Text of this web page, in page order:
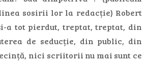
sosirii lor la redacție) Robert
a tot pierdut, treptat, treptat, din
de seducție, din public, din
nici scriitorii nu mai sunt ce